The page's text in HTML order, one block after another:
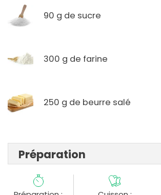
90 g de sucre
300 g de farine
250 g de beurre salé
Préparation